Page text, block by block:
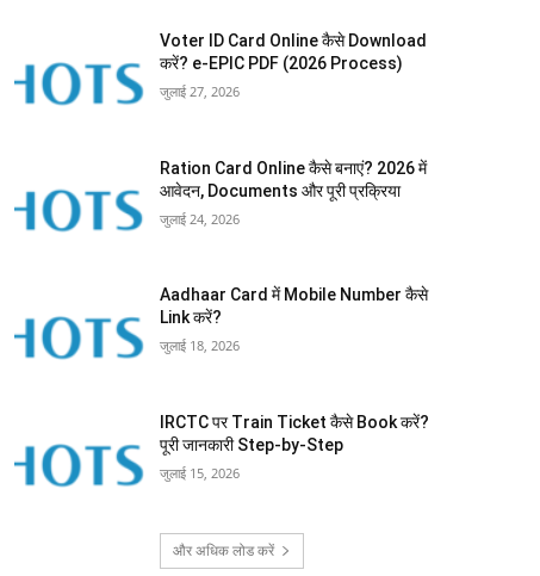
Voter ID Card Online कैसे Download
करें? e-EPIC PDF (2026 Process)
जुलाई 27, 2026
Ration Card Online कैसे बनाएं? 2026 में
आवेदन, Documents और पूरी प्रक्रिया
जुलाई 24, 2026
Aadhaar Card में Mobile Number कैसे
Link करें?
जुलाई 18, 2026
IRCTC पर Train Ticket कैसे Book करें?
पूरी जानकारी Step-by-Step
जुलाई 15, 2026
और अधिक लोड करें